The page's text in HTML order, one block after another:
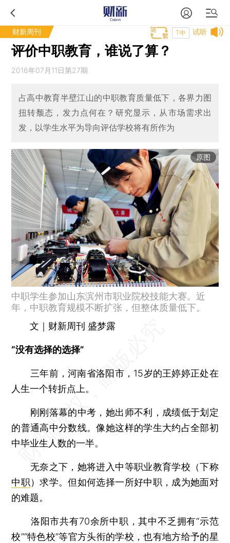
财新周刊 试听
T中
评价中职教育，谁说了算？
2016年07月11日第27期
占高中教育半壁江山的中职教育质量低下，各界力图
扭转颓态，发力点何在？研究显示，从市场需求出
发，以学生水平为导向评估学校将有所作为
原图
中职学生参加山东滨州市职业院校技能大赛。近
年，中职教育规模不断扩张，但整体质量低下。
文｜财新周刊 盛梦露
“没有选择的选择”
三年前，河南省洛阳市，15岁的王婷婷正处在
人生一个转折点上。
刚刚落幕的中考，她出师不利，成绩低于划定
的普通高中分数线。像她这样的学生大约占全部初
中毕业生人数的一半。
无奈之下，她将进入中等职业教育学校（下称
中职）求学。但如何选择一所好中职，成为她面对
的难题。
洛阳市共有70余所中职，其中不乏拥有“示范
校”“特色校”等官方头衔的学校，也有地方给予的星